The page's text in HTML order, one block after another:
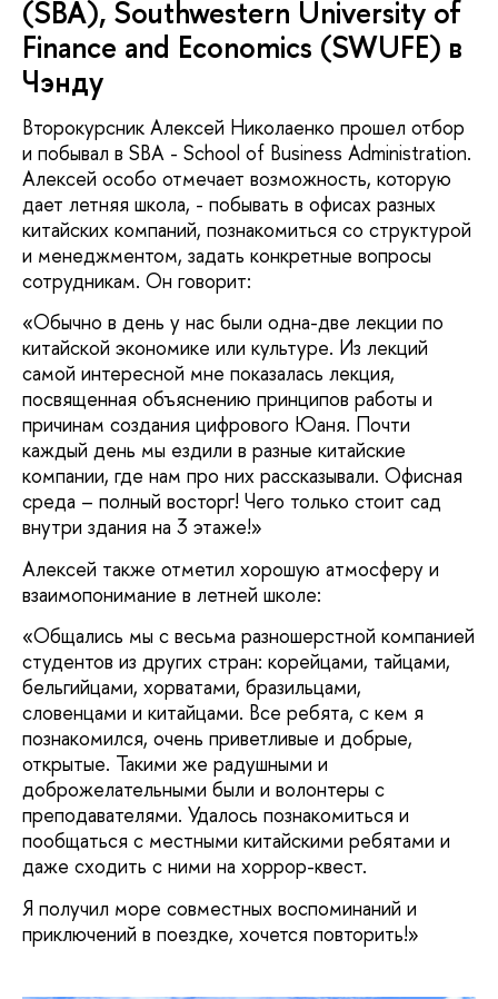
(SBA), Southwestern University of
Finance and Economics (SWUFE) в
Чэнду
Второкурсник Алексей Николаенко прошел отбор
и побывал в SBA - School of Business Administration.
Алексей особо отмечает возможность, которую
дает летняя школа, - побывать в офисах разных
китайских компаний, познакомиться со структурой
и менеджментом, задать конкретные вопросы
сотрудникам. Он говорит:
«Обычно в день у нас были одна-две лекции по
китайской экономике или культуре. Из лекций
самой интересной мне показалась лекция,
посвященная объяснению принципов работы и
причинам создания цифрового Юаня. Почти
каждый день мы ездили в разные китайские
компании, где нам про них рассказывали. Офисная
среда – полный восторг! Чего только стоит сад
внутри здания на 3 этаже!»
Алексей также отметил хорошую атмосферу и
взаимопонимание в летней школе:
«Общались мы с весьма разношерстной компанией
студентов из других стран: корейцами, тайцами,
бельгийцами, хорватами, бразильцами,
словенцами и китайцами. Все ребята, с кем я
познакомился, очень приветливые и добрые,
открытые. Такими же радушными и
доброжелательными были и волонтеры с
преподавателями. Удалось познакомиться и
пообщаться с местными китайскими ребятами и
даже сходить с ними на хоррор-квест.
Я получил море совместных воспоминаний и
приключений в поездке, хочется повторить!»